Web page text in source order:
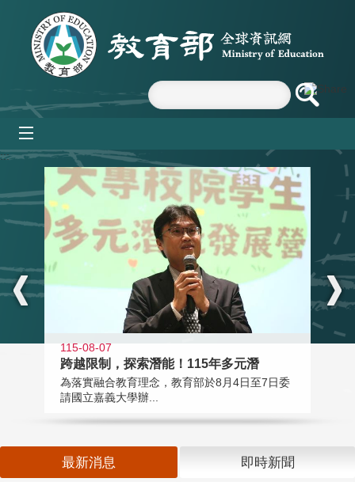
跳到主要內容區塊
:::
115-08-07
跨越限制，探索潛能！115年多元潛
為落實融合教育理念，教育部於8月4日至7日委
請國立嘉義大學辦...
最新消息 即時新聞